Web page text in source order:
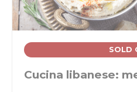
SOLD
Cucina libanese: